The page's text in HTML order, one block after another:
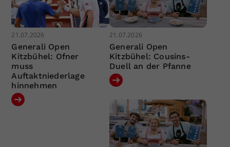
21.07.2026
Generali Open
Kitzbühel: Ofner
muss
Auftaktniederlage
hinnehmen
21.07.2026
Generali Open
Kitzbühel: Cousins-
Duell an der Pfanne